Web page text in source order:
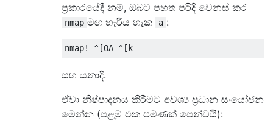
ප්‍රකාරයේදී නම්, ඔබට පහත පරිදි වෙනස් කර
nmap මඟ හැරිය හැක a :
සහ යනාදි.
ඒවා නිෂ්පාදනය කිරීමට අවශ්‍ය ප්‍රධාන සංයෝජන
මෙන්න (පළමු එක පමණක් පෙන්වයි):